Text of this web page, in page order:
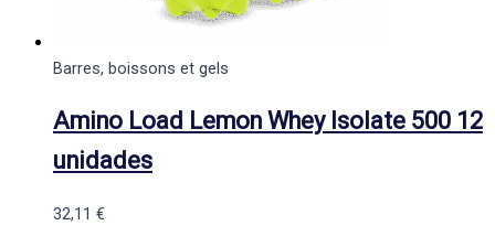
Barres, boissons et gels
Amino Load Lemon Whey Isolate 500 12
unidades
32,11 €